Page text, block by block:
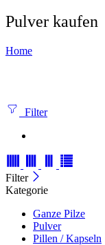
Pulver kaufen
Home
Filter
Filter
Kategorie
Ganze Pilze
Pulver
Pillen / Kapseln